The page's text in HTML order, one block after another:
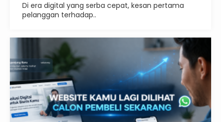
Di era digital yang serba cepat, kesan pertama
pelanggan terhadap..